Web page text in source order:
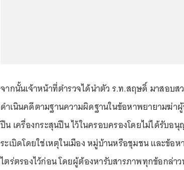
จากนั้นเจ้าหน้าที่ตำรวจได้นำตัว ร.ท.สฤษดิ์ มาสอบ
ดำเนินคดีตามฐานความผิดฐานในข้อหาพยายามฆ่า
ปืน เครื่องกระสุนปืน ไว้ในครอบครองโดยไม่ได้รับอ
ระเบิดโดยใช่เหตุในเมือง หมู่บ้านหรือชุมชน และข้อ
ไตร่ตรองไว้ก่อน โดยผู้ต้องหารับสารภาพทุกข้อกล่า